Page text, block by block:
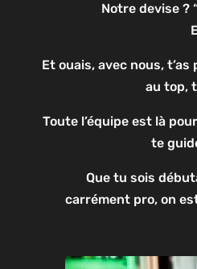
Notre devise ?
Et ouais, avec nous,
au top,
Toute l’équipe est là
te
Que tu sois
carrément pro, on